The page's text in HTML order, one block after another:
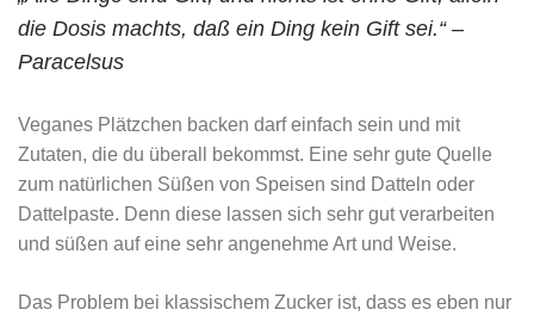
die Dosis machts, daß ein Ding kein Gift sei.“ –
Paracelsus
Veganes Plätzchen backen darf einfach sein und mit
Zutaten, die du überall bekommst. Eine sehr gute Quelle
zum natürlichen Süßen von Speisen sind Datteln oder
Dattelpaste. Denn diese lassen sich sehr gut verarbeiten
und süßen auf eine sehr angenehme Art und Weise.
Das Problem bei klassischem Zucker ist, dass es eben nur